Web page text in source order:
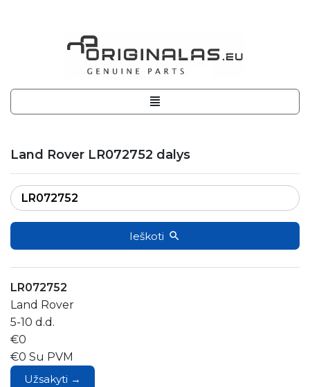
Land Rover LR072752 dalys
Ieškoti
LR072752
Land Rover
5-10 d.d.
€0
€0 Su PVM
Užsakyti →